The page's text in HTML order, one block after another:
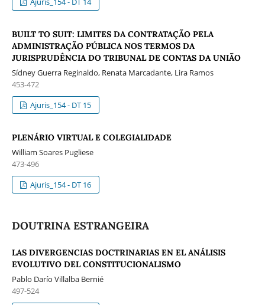
BUILT TO SUIT: LIMITES DA CONTRATAÇÃO PELA
ADMINISTRAÇÃO PÚBLICA NOS TERMOS DA
JURISPRUDÊNCIA DO TRIBUNAL DE CONTAS DA UNIÃO
Sídney Guerra Reginaldo, Renata Marcadante, Lira Ramos
453-472
Ajuris_154 - DT 15
PLENÁRIO VIRTUAL E COLEGIALIDADE
William Soares Pugliese
473-496
Ajuris_154 - DT 16
DOUTRINA ESTRANGEIRA
LAS DIVERGENCIAS DOCTRINARIAS EN EL ANÁLISIS
EVOLUTIVO DEL CONSTITUCIONALISMO
Pablo Darío Villalba Bernié
497-524